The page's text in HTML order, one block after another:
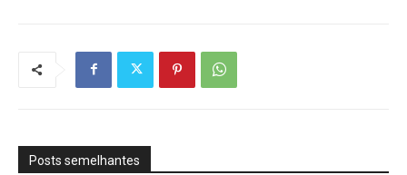
Posts semelhantes